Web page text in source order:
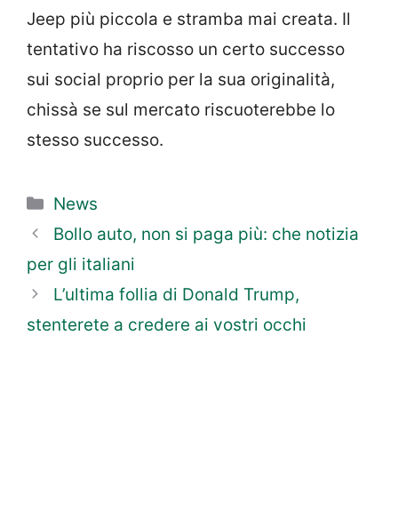
Jeep più piccola e stramba mai creata. Il
tentativo ha riscosso un certo successo
sui social proprio per la sua originalità,
chissà se sul mercato riscuoterebbe lo
stesso successo.
Categorie
News
Bollo auto, non si paga più: che notizia
per gli italiani
L’ultima follia di Donald Trump,
stenterete a credere ai vostri occhi